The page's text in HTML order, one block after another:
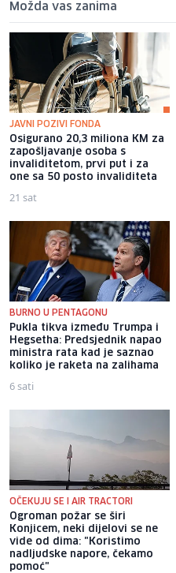
Možda vas zanima
JAVNI POZIVI FONDA
Osigurano 20,3 miliona KM za
zapošljavanje osoba s
invaliditetom, prvi put i za
one sa 50 posto invaliditeta
21 sat
BURNO U PENTAGONU
Pukla tikva između Trumpa i
Hegsetha: Predsjednik napao
ministra rata kad je saznao
koliko je raketa na zalihama
6 sati
OČEKUJU SE I AIR TRACTORI
Ogroman požar se širi
Konjicem, neki dijelovi se ne
vide od dima: "Koristimo
nadljudske napore, čekamo
pomoć"